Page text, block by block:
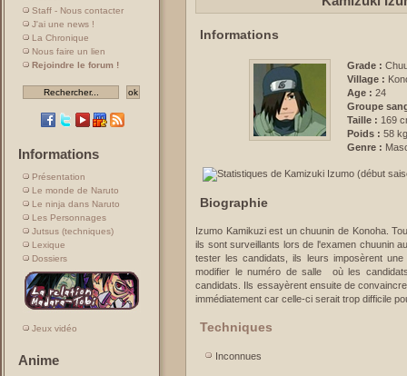
Staff - Nous contacter
J'ai une news !
La Chronique
Nous faire un lien
Rejoindre le forum !
Informations
Présentation
Le monde de Naruto
Le ninja dans Naruto
Les Personnages
Jutsus (techniques)
Lexique
Dossiers
Jeux vidéo
Anime
Informations
Grade :
Village :
Age : 24
Groupe
Taille : 169
Poids : 58 kg
Genre :
Biographie
Izumo Kamikuzi est un chuunin de Konoha.
ils sont surveillants lors de l'examen chuunin
tester les candidats, ils leurs imposèrent
modifier le numéro de salle où les
candidats. Ils essayèrent ensuite de
immédiatement car celle-ci serait trop difficile
Techniques
Inconnues